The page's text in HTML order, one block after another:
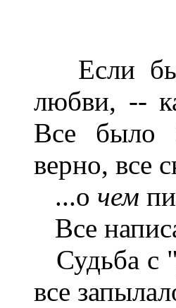
Если бы
любви, --
Все было
верно, все
...о чем
Все
Судьба с
все